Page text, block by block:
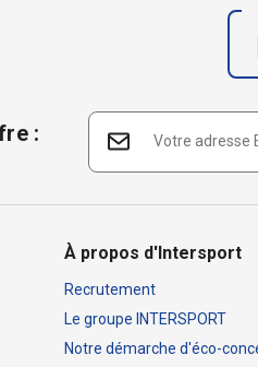
:
À propos d'Intersport
Recrutement
Le groupe INTERSPORT
Notre démarche d'éco-